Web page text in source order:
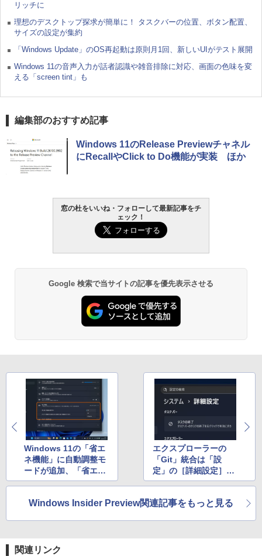
リッチに
理想のデスクトップ探求が簡単に！ タスクバーの位置、ボタン配置、
サイズの設定が集約
「Windows Update」のOS再起動は原則月1回、新しいUIがテスト展開
Windows 11の音声入力が話者認識や雑音排除に対応、画面の色味を変
える「screen tint」も
編集部のおすすめ記事
Windows 11のRelease Previewチャネル
にRecallやClick to Do機能が実装 ほか
窓の杜をいいね・フォローして最新記事をチ
ェック！
Google 検索で当サイトの記事を優先表示させる
Windows 11の「省エ
ネ機能」に自動調整モ
ードが追加、「省エネ
ON」「省エネOFF」
エクスプローラーの
「Git」統合は「設
定」の［詳細設定］ペ
ージから利用可能に
Windows Insider Preview関連記事をもっと見る
関連リンク